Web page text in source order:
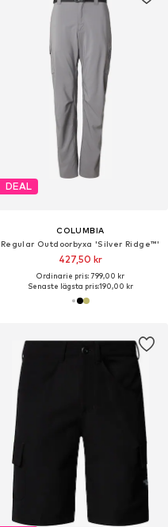
DEAL
COLUMBIA
Regular Outdoorbyxa 'Silver Ridge™'
427,50 kr
Ordinarie pris: 799,00 kr
Senaste lägsta pris:190,00 kr